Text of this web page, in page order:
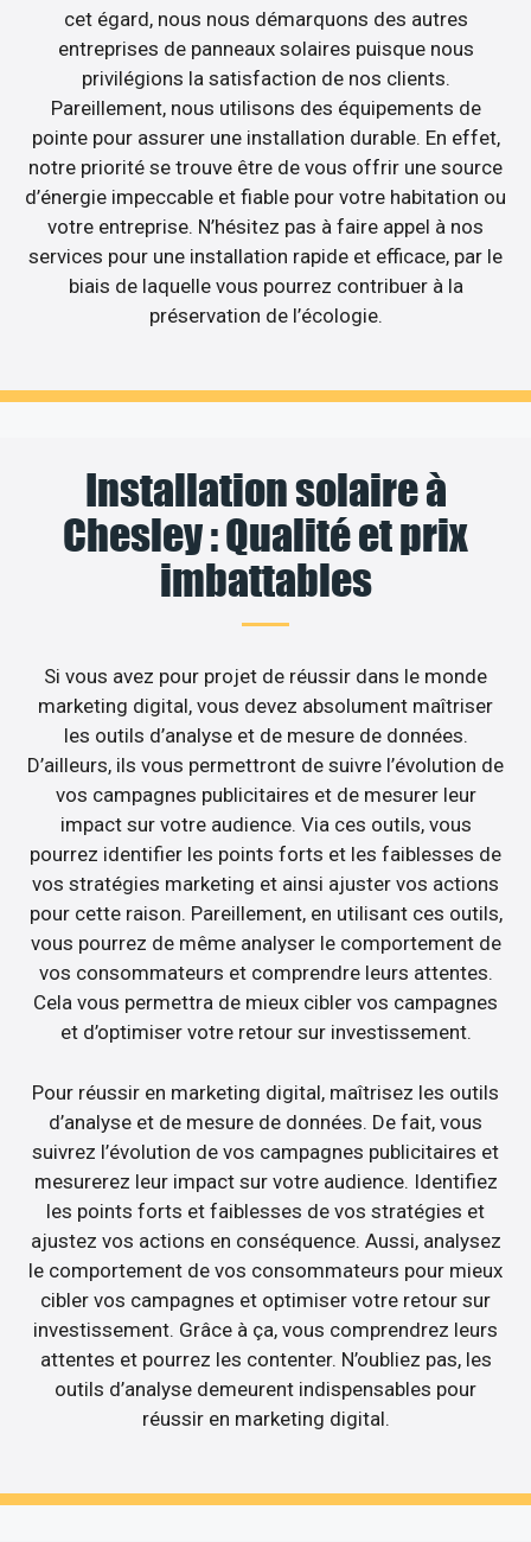
cet égard, nous nous démarquons des autres
entreprises de panneaux solaires puisque nous
privilégions la satisfaction de nos clients.
Pareillement, nous utilisons des équipements de
pointe pour assurer une installation durable. En effet,
notre priorité se trouve être de vous offrir une source
d’énergie impeccable et fiable pour votre habitation ou
votre entreprise. N’hésitez pas à faire appel à nos
services pour une installation rapide et efficace, par le
biais de laquelle vous pourrez contribuer à la
préservation de l’écologie.
Installation solaire à
Chesley : Qualité et prix
imbattables
Si vous avez pour projet de réussir dans le monde
marketing digital, vous devez absolument maîtriser
les outils d’analyse et de mesure de données.
D’ailleurs, ils vous permettront de suivre l’évolution de
vos campagnes publicitaires et de mesurer leur
impact sur votre audience. Via ces outils, vous
pourrez identifier les points forts et les faiblesses de
vos stratégies marketing et ainsi ajuster vos actions
pour cette raison. Pareillement, en utilisant ces outils,
vous pourrez de même analyser le comportement de
vos consommateurs et comprendre leurs attentes.
Cela vous permettra de mieux cibler vos campagnes
et d’optimiser votre retour sur investissement.
Pour réussir en marketing digital, maîtrisez les outils
d’analyse et de mesure de données. De fait, vous
suivrez l’évolution de vos campagnes publicitaires et
mesurerez leur impact sur votre audience. Identifiez
les points forts et faiblesses de vos stratégies et
ajustez vos actions en conséquence. Aussi, analysez
le comportement de vos consommateurs pour mieux
cibler vos campagnes et optimiser votre retour sur
investissement. Grâce à ça, vous comprendrez leurs
attentes et pourrez les contenter. N’oubliez pas, les
outils d’analyse demeurent indispensables pour
réussir en marketing digital.